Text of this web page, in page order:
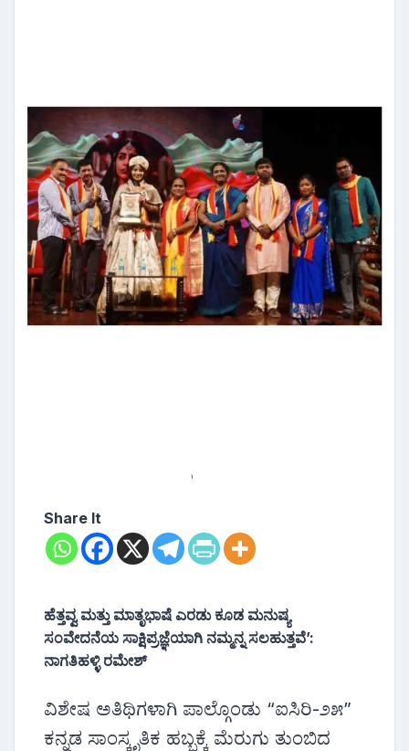
Share It
ಹೆತ್ತವ್ವ ಮತ್ತು ಮಾತೃಭಾಷೆ ಎರಡು ಕೂಡ ಮನುಷ್ಯ
ಸಂವೇದನೆಯ ಸಾಕ್ಷಿಪ್ರಜ್ಞೆಯಾಗಿ ನಮ್ಮನ್ನ ಸಲಹುತ್ತವೆ’:
ನಾಗತಿಹಳ್ಳಿ ರಮೇಶ್
ವಿಶೇಷ ಅತಿಥಿಗಳಾಗಿ ಪಾಲ್ಗೊಂಡು “ಐಸಿರಿ-೨೫”
ಕನ್ನಡ ಸಾಂಸ್ಕೃತಿಕ ಹಬ್ಬಕ್ಕೆ ಮೆರುಗು ತುಂಬಿದ